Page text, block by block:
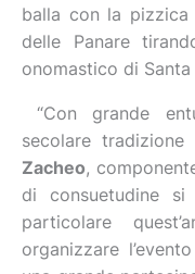
balla con la pizzica
delle Panare
onomastico di
“Con grande
secolare
Zacheo,
di consuetudine
particolare
organizzare